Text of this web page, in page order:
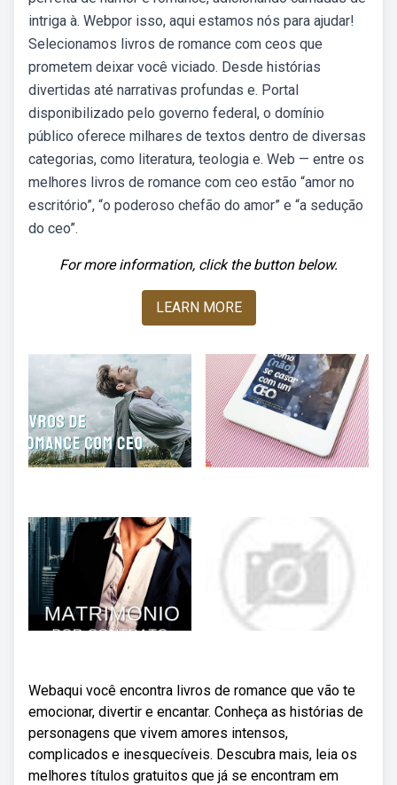
intriga à. Webpor isso, aqui estamos nós para ajudar!
Selecionamos livros de romance com ceos que
prometem deixar você viciado. Desde histórias
divertidas até narrativas profundas e. Portal
disponibilizado pelo governo federal, o domínio
público oferece milhares de textos dentro de diversas
categorias, como literatura, teologia e. Web — entre os
melhores livros de romance com ceo estão “amor no
escritório”, “o poderoso chefão do amor” e “a sedução
do ceo”.
For more information, click the button below.
LEARN MORE
Webaqui você encontra livros de romance que vão te
emocionar, divertir e encantar. Conheça as histórias de
personagens que vivem amores intensos,
complicados e inesquecíveis. Descubra mais, leia os
melhores títulos gratuitos que já se encontram em